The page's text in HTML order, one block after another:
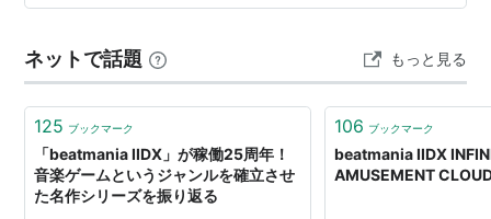
GREATが出るように。
7thMIXのみ登場。
緑の長いオブジェの開始点からターンテーブルを回しは
じめ、終了点で丁度360°回して止めるという操作をし
に，近鉄標準色風ラッピングを実施 railf.jp近鉄が東武
10000系10030型でやるのかーー 鉄道指令RTS「次に参
ります電車は」，Steam…
ネットで話題 もっと見る
125 ブックマーク
「beatmania IIDX」が稼働25周年！
音楽ゲームというジャンルを確立させ
た名作シリーズを振り返る
106 ブックマーク
beatmania IIDX
AMUSEMENT